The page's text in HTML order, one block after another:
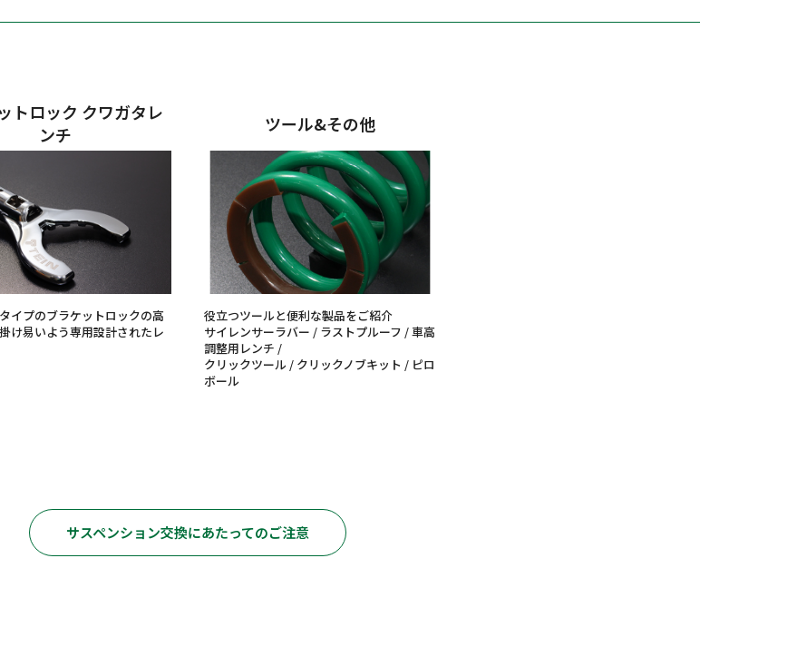
トロック クワガタレ
ンチ
イプのブラケットロックの高
け易いよう専用設計されたレ
ツール&その他
役立つツールと便利な製品をご紹介
サイレンサーラバー / ラストプルーフ / 車高
調整用レンチ /
クリックツール / クリックノブキット / ピロ
ボール
サスペンション交換にあたってのご注意